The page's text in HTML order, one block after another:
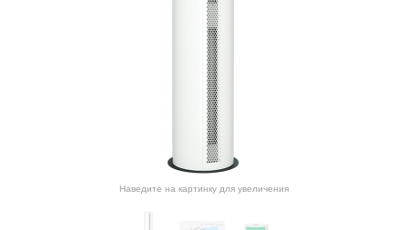
Наведите на картинку для увеличения